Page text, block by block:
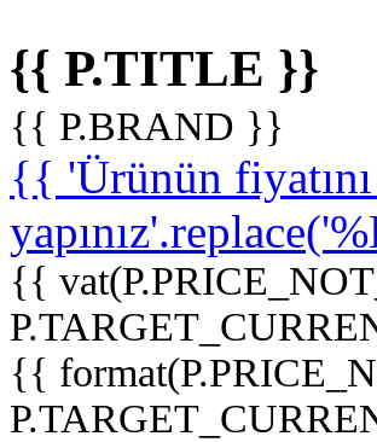
{{ P.TITLE }}
{{ P.BRAND }}
{{ 'Ürünün
{{
{{